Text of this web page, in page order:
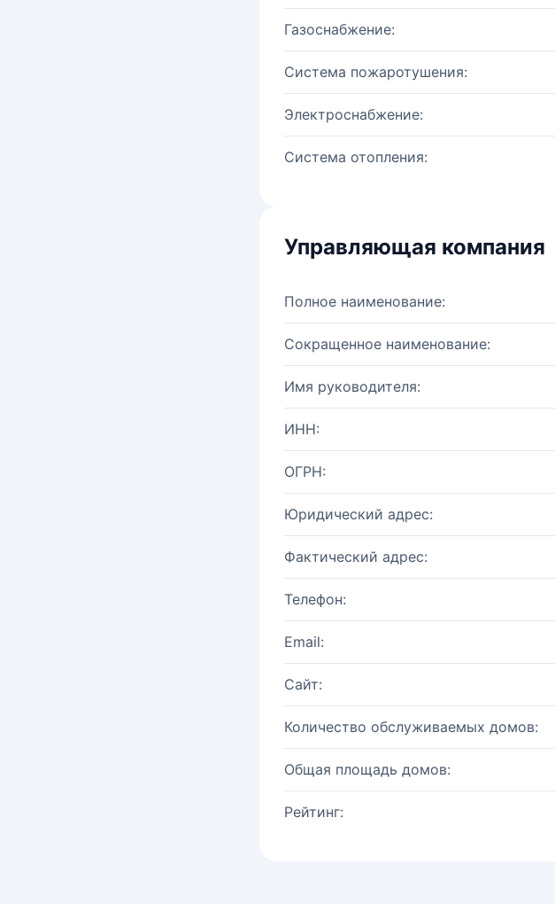
Газоснабжение:
Система пожаротушения:
Электроснабжение:
Система отопления:
Управляющая компания
Полное наименование:
Сокращенное наименование:
Имя руководителя:
ИНН:
ОГРН:
Юридический адрес:
Фактический адрес:
Телефон:
Email:
Сайт:
Количество обслуживаемых домов:
Общая площадь домов:
Рейтинг: